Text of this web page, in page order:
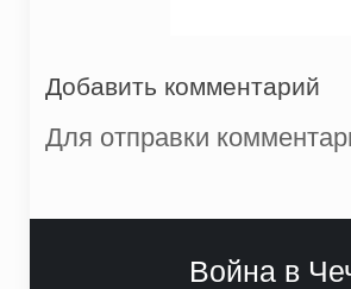
Добавить комментарий
Для отправки
Война в